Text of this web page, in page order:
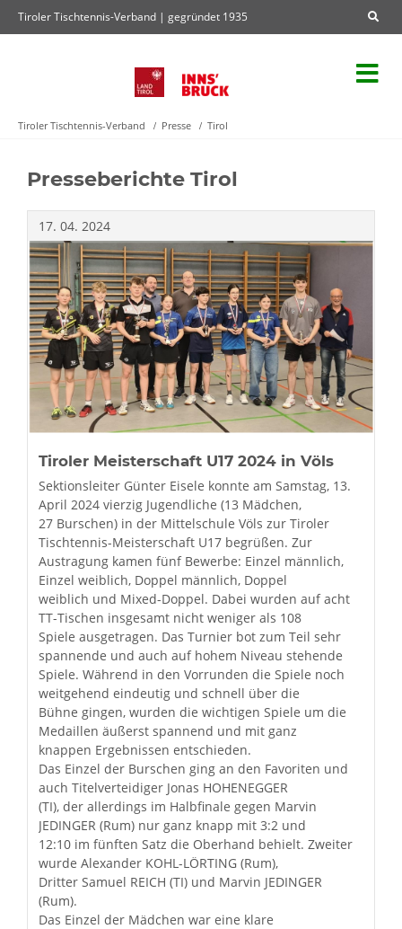
Tiroler Tischtennis-Verband | gegründet 1935
Tiroler Tischtennis-Verband Presse Tirol
Presseberichte Tirol
17. 04. 2024
Tiroler Meisterschaft U17 2024 in Völs
Sektionsleiter Günter Eisele konnte am Samstag, 13.
April 2024 vierzig Jugendliche (13 Mädchen,
27 Burschen) in der Mittelschule Völs zur Tiroler
Tischtennis-Meisterschaft U17 begrüßen. Zur
Austragung kamen fünf Bewerbe: Einzel männlich,
Einzel weiblich, Doppel männlich, Doppel
weiblich und Mixed-Doppel. Dabei wurden auf acht
TT-Tischen insgesamt nicht weniger als 108
Spiele ausgetragen. Das Turnier bot zum Teil sehr
spannende und auch auf hohem Niveau stehende
Spiele. Während in den Vorrunden die Spiele noch
weitgehend eindeutig und schnell über die
Bühne gingen, wurden die wichtigen Spiele um die
Medaillen äußerst spannend und mit ganz
knappen Ergebnissen entschieden.
Das Einzel der Burschen ging an den Favoriten und
auch Titelverteidiger Jonas HOHENEGGER
(TI), der allerdings im Halbfinale gegen Marvin
JEDINGER (Rum) nur ganz knapp mit 3:2 und
12:10 im fünften Satz die Oberhand behielt. Zweiter
wurde Alexander KOHL-LÖRTING (Rum),
Dritter Samuel REICH (TI) und Marvin JEDINGER
(Rum).
Das Einzel der Mädchen war eine klare